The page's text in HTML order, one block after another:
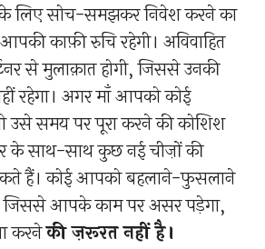
सोच-समझकर निवेश करने का
काफ़ी रुचि रहेगी। अविवाहित
से मुलाक़ात होगी, जिससे उनकी
रहेगा। अगर माँ आपको कोई
उसे समय पर पूरा करने की कोशिश
साथ-साथ कुछ नई चीज़ों की
हैं। कोई आपको बहलाने-फुसलाने
जिससे आपके काम पर असर पड़ेगा,
करनेकी ज़रूरत नहीं है।